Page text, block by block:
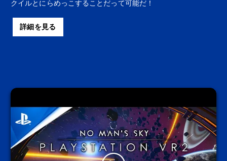
クイルとにらめっこすることだって可能だ！
詳細を見る